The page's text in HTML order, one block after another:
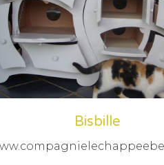
Bisbille